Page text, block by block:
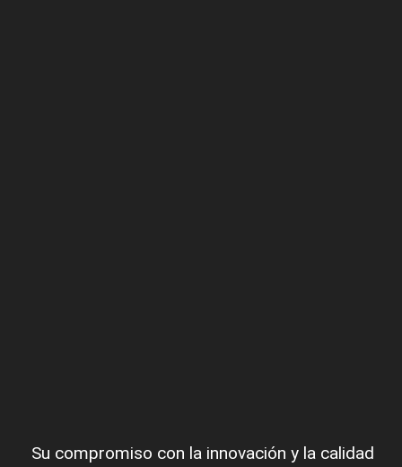
Su compromiso con la innovación y la calidad